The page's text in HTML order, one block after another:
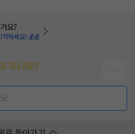
요?
작하세요! 💰💰
있나요?